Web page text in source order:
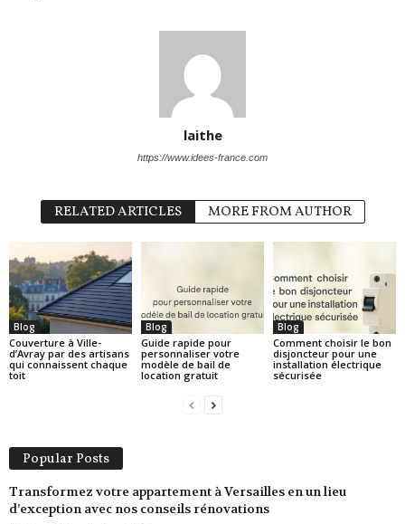
laithe
https://www.idees-france.com
RELATED ARTICLES MORE FROM AUTHOR
Blog
Couverture à Ville-
d’Avray par des artisans
qui connaissent chaque
toit
Blog
Guide rapide pour
personnaliser votre
modèle de bail de
location gratuit
Blog
Comment choisir le bon
disjoncteur pour une
installation électrique
sécurisée
Popular Posts
Transformez votre appartement à Versailles en un lieu
d’exception avec nos conseils rénovations